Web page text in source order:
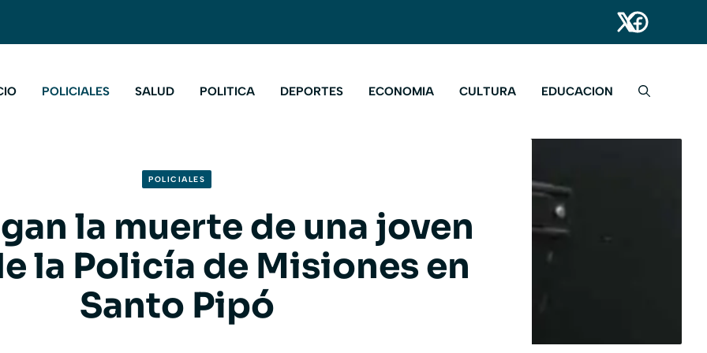
POLICIALES SALUD POLITICA DEPORTES ECONOMIA CULTURA EDUCACION
POLICIALES
la muerte de una joven
la Policía de Misiones en
Santo Pipó